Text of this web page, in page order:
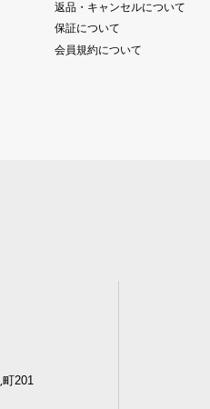
返品・キャンセルについて
保証について
会員規約について
町201